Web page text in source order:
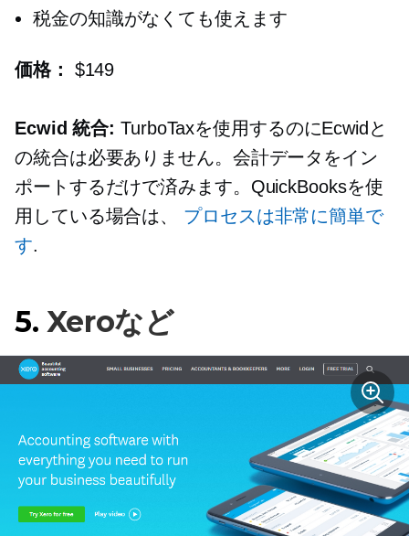
税金の知識がなくても使えます
価格： $149
Ecwid 統合: TurboTaxを使用するのにEcwidと
の統合は必要ありません。会計データをイン
ポートするだけで済みます。QuickBooksを使
用している場合は、 プロセスは非常に簡単で
す.
5. Xeroなど